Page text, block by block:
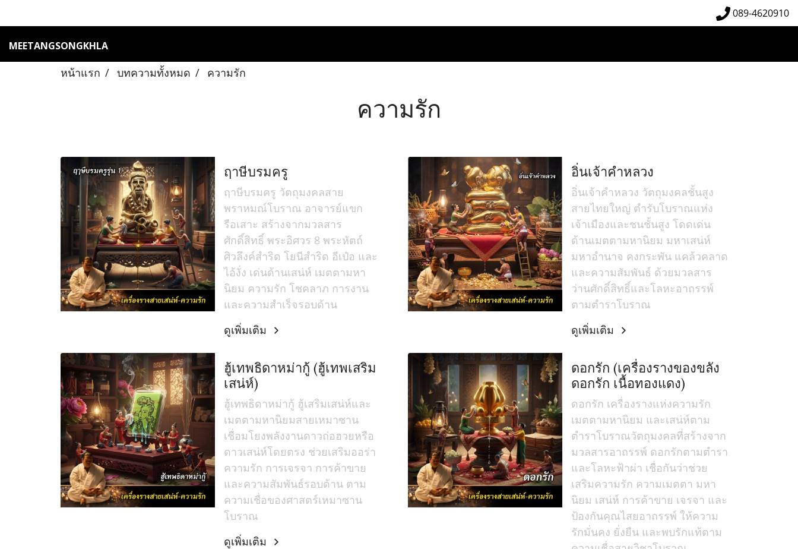
089-4620910
MEETANGSONGKHLA
หน้าแรก บทความทั้งหมด ความรัก
ความรัก
ฤาษีบรมครู
ฤาษีบรมครู วัตถุมงคลสาย
พราหมณ์โบราณ อาจารย์แขก
รือเสาะ สร้างจากมวลสาร
ศักดิ์สิทธิ์ พระอิศวร 8 พระหัตถ์
ศิวลึงค์สำริด โยนีสำริด อีเป๋อ และ
ไอ้งั่ง เด่นด้านเสน่ห์ เมตตามหา
นิยม ความรัก โชคลาภ การงาน
และความสำเร็จรอบด้าน
ดูเพิ่มเติม
อิ่นเจ้าคำหลวง
อิ่นเจ้าคำหลวง วัตถุมงคลชั้นสูง
สายไทยใหญ่ ตำรับโบราณแห่ง
เจ้าเมืองและชนชั้นสูง โดดเด่น
ด้านเมตตามหานิยม มหาเสน่ห์
มหาอำนาจ คงกระพัน แคล้วคลาด
และความสัมพันธ์ ด้วยมวลสาร
ว่านศักดิ์สิทธิ์และโลหะอาถรรพ์
ตามตำราโบราณ
ดูเพิ่มเติม
ฮู้เทพธิดาหม่ากู้ (ฮู้เทพเสริม
เสน่ห์)
ฮู้เทพธิดาหม่ากู้ ฮู้เสริมเสน่ห์และ
เมตตามหานิยมสายเหมาซาน
เชื่อมโยงพลังงานดาวถ่อฮวยหรือ
ดาวเสน่ห์โดยตรง ช่วยเสริมออร่า
ความรัก การเจรจา การค้าขาย
และความสัมพันธ์รอบด้าน ตาม
ความเชื่อของศาสตร์เหมาซาน
โบราณ
ดูเพิ่มเติม
ดอกรัก (เครื่องรางของขลัง
ดอกรัก เนื้อทองแดง)
ดอกรัก เครื่องรางแห่งความรัก
เมตตามหานิยม และเสน่ห์ตาม
ตำราโบราณวัตถุมงคลที่สร้างจาก
มวลสารอาถรรพ์ ดอกรักตามตำรา
และโลหะฟ้าผ่า เชื่อกันว่าช่วย
เสริมความรัก ความเมตตา มหา
นิยม เสน่ห์ การค้าขาย เจรจา และ
ป้องกันคุณไสยอาถรรพ์ ให้ความ
รักมั่นคง ยั่งยืน และพบรักแท้ตาม